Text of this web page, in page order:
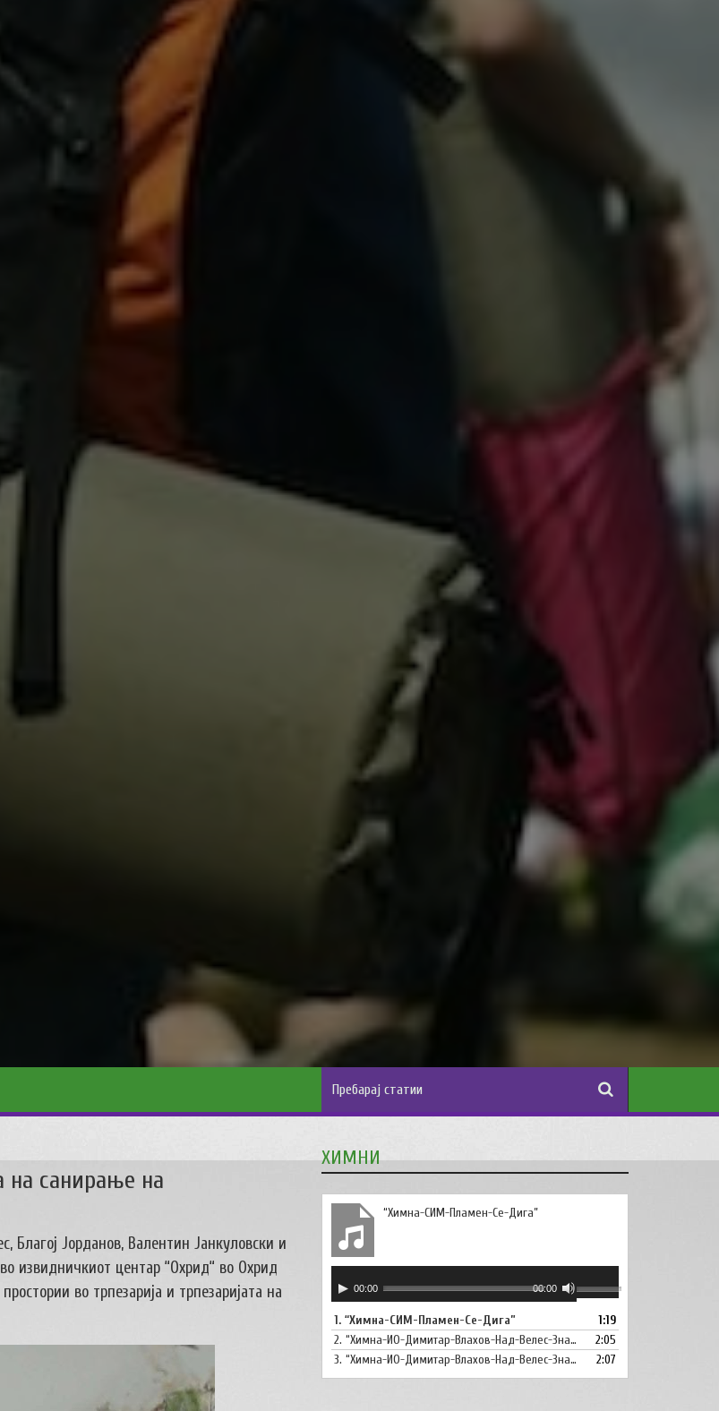
на санирање на
Благој Јорданов, Валентин Јанкуловски и
извидничкиот центар “Охрид“ во Охрид
во трпезарија и трпезаријата на
ХИМНИ
“Химна-СИМ-Пламен-Се-Дига”
плејер00:00 00:00
ги
копшињата
Горна
стрела/
Долна
1.“Химна-СИМ-Пламен-Се-Дига”
1:19
2.“Химна-ИО-Димитар-Влахов-Над-Велес-Знаме-Се-Вее”
2:05
3.“Химна-ИО-Димитар-Влахов-Над-Велес-Знаме-Се-Вее-Инструментал” 2:07